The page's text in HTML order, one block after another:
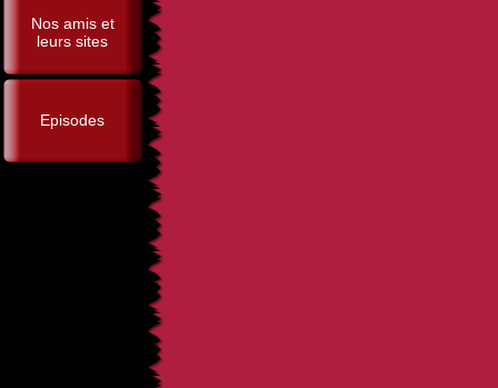
Nos amis et
leurs sites
Episodes